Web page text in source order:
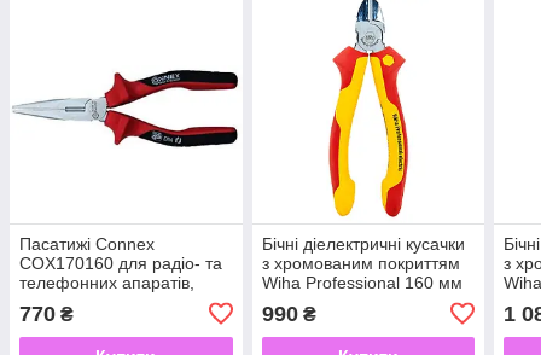
Пасатижі Connex
COX170160 для радіо- та
телефонних апаратів,
хромування
770 ₴
Бічні діелектричні кусачки
з хромованим покриттям
Wiha Professional 160 мм
990₴
з
1